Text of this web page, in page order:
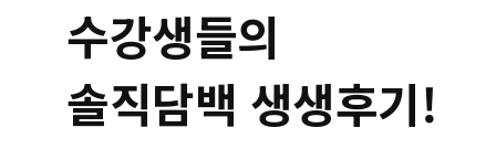
수강생들의
솔직담백 생생후기!